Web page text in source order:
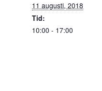
11 augusti, 2018
Tid:
10:00 - 17:00